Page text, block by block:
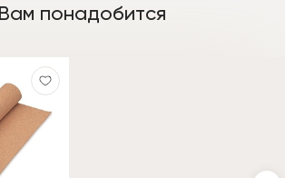
Вам понадобится